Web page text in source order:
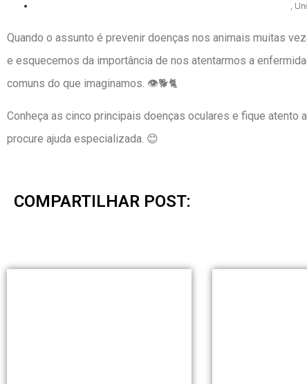
,
Quando o assunto é prevenir doenças nos animais muitas
e esquecemos da importância de nos atentarmos a
comuns do que imaginamos. 👁️🐕🐈
Conheça as cinco principais doenças oculares e fique
procure ajuda especializada. 😊
COMPARTILHAR POST: